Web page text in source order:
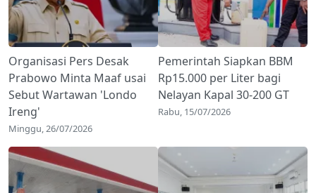
Organisasi Pers Desak
Prabowo Minta Maaf usai
Sebut Wartawan 'Londo
Ireng'
Minggu, 26/07/2026
Pemerintah Siapkan BBM
Rp15.000 per Liter bagi
Nelayan Kapal 30-200 GT
Rabu, 15/07/2026